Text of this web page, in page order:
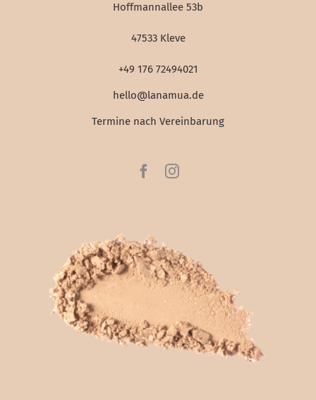
Hoffmannallee 53b
47533 Kleve
+49 176 72494021
hello@lanamua.de
Termine nach Vereinbarung